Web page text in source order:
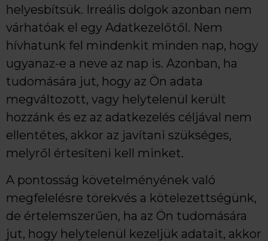
helyesbítsük. Irreális dolgok azonban nem
várhatóak el egy Adatkezelőtől. Nem
hívhatunk fel mindenkit minden nap, hogy
ugyanaz-e a neve az nap is. Azonban, ha
tudomására jut, hogy az Ön adata
megváltozott, vagy helytelenül került
hozzánk és ez az adatkezelés céljával nem
ellentétes, akkor az javítani szükséges,
melyről értesíteni kell minket.
A pontosság követelményének való
megfelelésre törekvés a kötelezettségünk,
de értelemszerűen, ha az Ön tudomására
jut, hogy helytelenül kezeljük adatait, akkor